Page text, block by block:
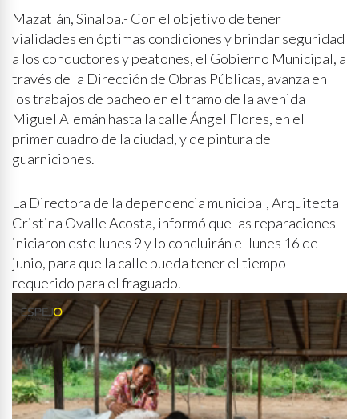
Mazatlán, Sinaloa.- Con el objetivo de tener
vialidades en óptimas condiciones y brindar seguridad
a los conductores y peatones, el Gobierno Municipal, a
través de la Dirección de Obras Públicas, avanza en
los trabajos de bacheo en el tramo de la avenida
Miguel Alemán hasta la calle Ángel Flores, en el
primer cuadro de la ciudad, y de pintura de
guarniciones.
La Directora de la dependencia municipal, Arquitecta
Cristina Ovalle Acosta, informó que las reparaciones
iniciaron este lunes 9 y lo concluirán el lunes 16 de
junio, para que la calle pueda tener el tiempo
requerido para el fraguado.